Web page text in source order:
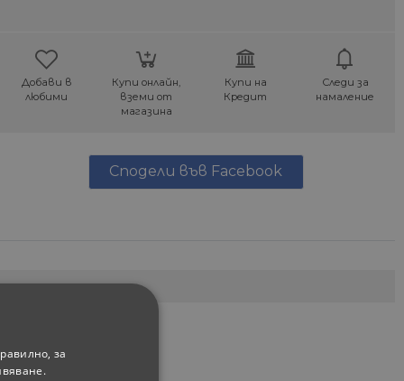
Добави в
любими
Купи онлайн,
вземи от
магазина
Купи на
Кредит
Следи за
намаление
Сподели във Facebook
за